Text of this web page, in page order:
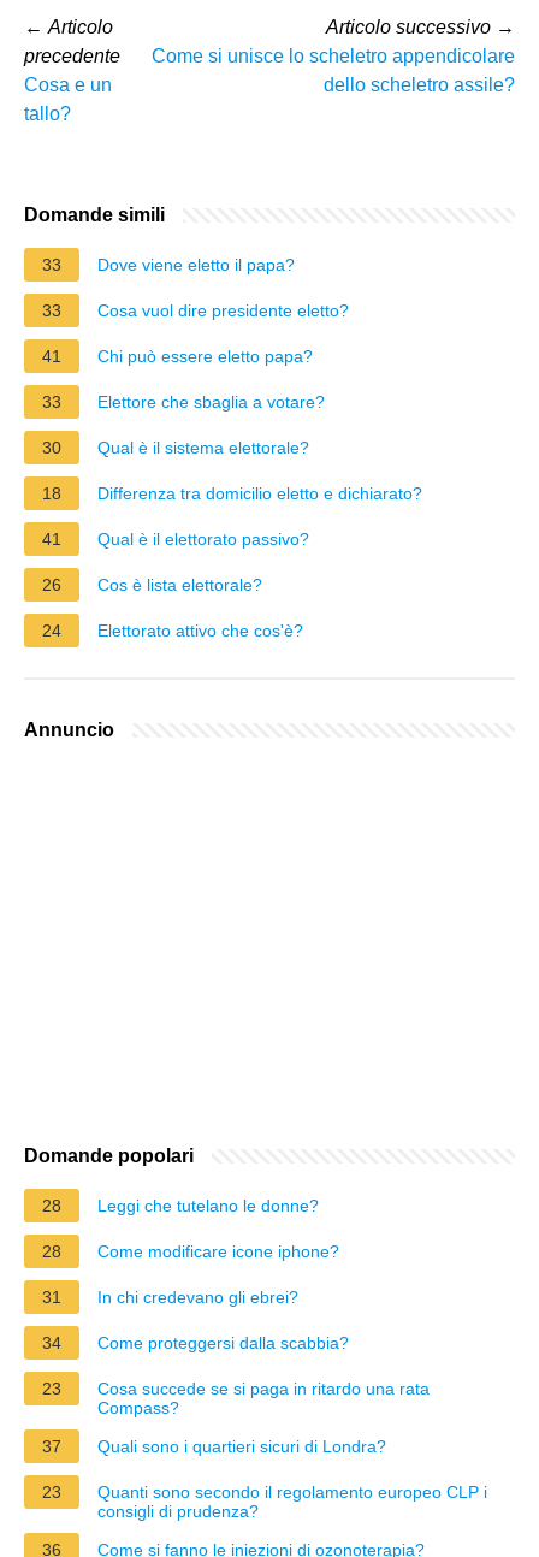
← Articolo
precedente
Cosa e un
tallo?
Articolo successivo →
Come si unisce lo scheletro appendicolare
dello scheletro assile?
Domande simili
33 Dove viene eletto il papa?
33 Cosa vuol dire presidente eletto?
41 Chi può essere eletto papa?
33 Elettore che sbaglia a votare?
30 Qual è il sistema elettorale?
18 Differenza tra domicilio eletto e dichiarato?
41 Qual è il elettorato passivo?
26 Cos è lista elettorale?
24 Elettorato attivo che cos'è?
Annuncio
Domande popolari
28 Leggi che tutelano le donne?
28 Come modificare icone iphone?
31 In chi credevano gli ebrei?
34 Come proteggersi dalla scabbia?
23
Cosa succede se si paga in ritardo una rata
Compass?
37
Quali sono i quartieri sicuri di Londra?
23
Quanti sono secondo il regolamento europeo CLP i
consigli di prudenza?
36
Come si fanno le iniezioni di ozonoterapia?